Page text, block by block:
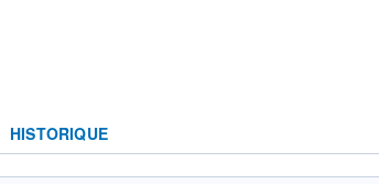
HISTORIQUE